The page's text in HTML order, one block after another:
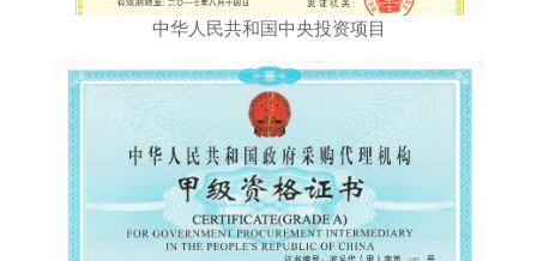
中华人民共和国中央投资项目